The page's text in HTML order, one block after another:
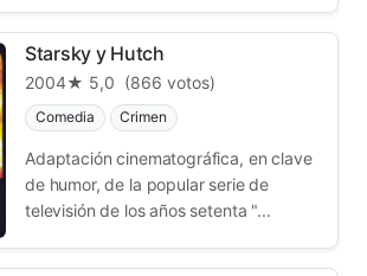
Starsky y Hutch
2004★ 5,0 (866 votos)
Comedia Crimen
Adaptación cinematográfica, en clave
de humor, de la popular serie de
televisión de los años setenta "...